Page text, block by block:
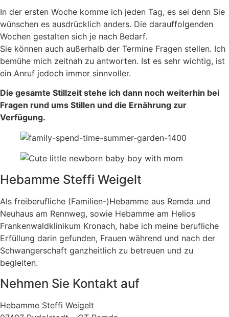
In der ersten Woche komme ich jeden Tag, es sei denn Sie
wünschen es ausdrücklich anders. Die darauffolgenden
Wochen gestalten sich je nach Bedarf.
Sie können auch außerhalb der Termine Fragen stellen. Ich
bemühe mich zeitnah zu antworten. Ist es sehr wichtig, ist
ein Anruf jedoch immer sinnvoller.
Die gesamte Stillzeit stehe ich dann noch weiterhin bei
Fragen rund ums Stillen und die Ernährung zur
Verfügung.
Hebamme Steffi Weigelt
Als freiberufliche (Familien-)Hebamme aus Remda und
Neuhaus am Rennweg, sowie Hebamme am Helios
Frankenwaldklinikum Kronach, habe ich meine berufliche
Erfüllung darin gefunden, Frauen während und nach der
Schwangerschaft ganzheitlich zu betreuen und zu
begleiten.
Nehmen Sie Kontakt auf
Hebamme Steffi Weigelt